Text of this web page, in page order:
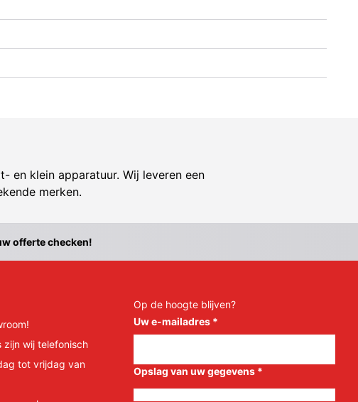
en klein apparatuur. Wij leveren een
merken.
offerte checken!
zijn wij telefonisch
tot vrijdag van
Op de hoogte blijven?
Uw e-mailadres *
Opslag van uw gegevens *